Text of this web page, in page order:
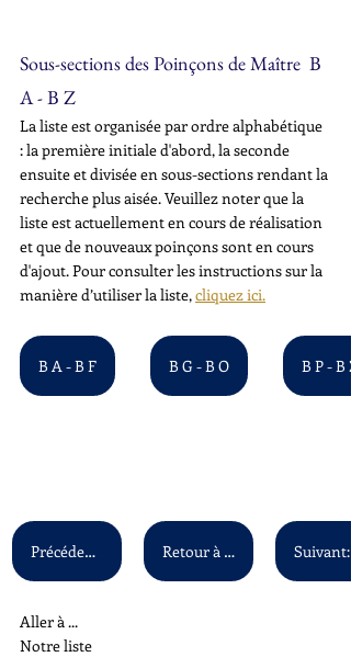
Sous-sections des Poinçons de Maître  B
A - B Z
La liste est organisée par ordre alphabétique
: la première initiale d'abord, la seconde
ensuite et divisée en sous-sections rendant la
recherche plus aisée. Veuillez noter que la
liste est actuellement en cours de réalisation
et que de nouveaux poinçons sont en cours
d'ajout. Pour consulter les instructions sur la
manière d’utiliser la liste, cliquez ici.
B A - B F B G - B O B P - B Z
Précédent: A A - A Z Retour à la liste principale
Aller à ...
Notre liste